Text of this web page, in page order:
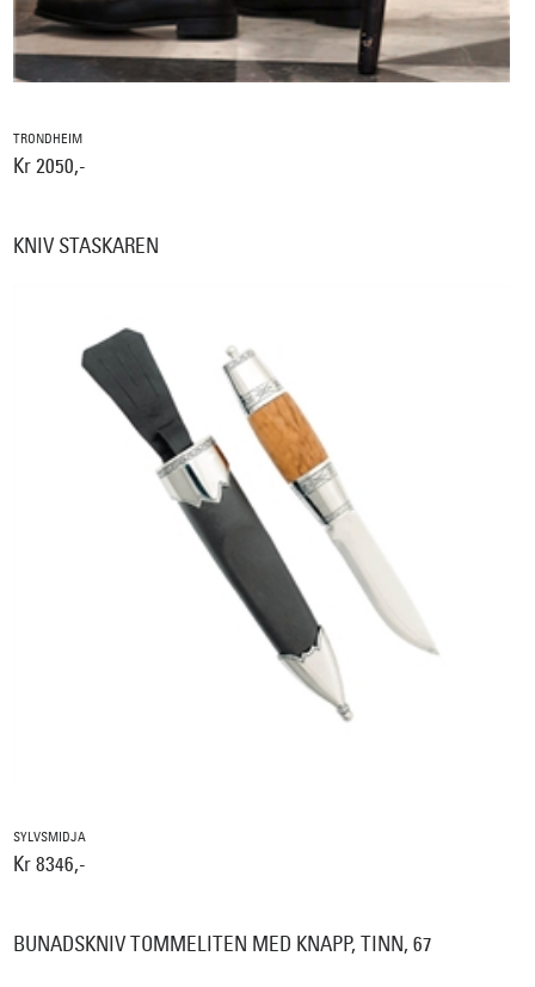
TRONDHEIM
Kr 2050,-
KNIV STASKAREN
SYLVSMIDJA
Kr 8346,-
BUNADSKNIV TOMMELITEN MED KNAPP, TINN, 67